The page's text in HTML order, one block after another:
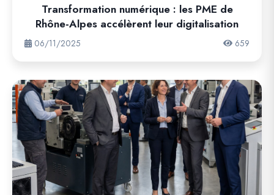
Transformation numérique : les PME de
Rhône-Alpes accélèrent leur digitalisation
06/11/2025 659